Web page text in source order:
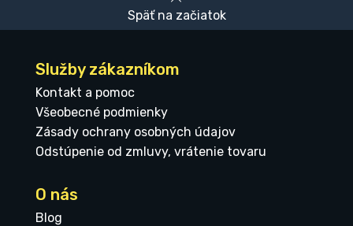
Späť na začiatok
Služby zákazníkom
Kontakt a pomoc
Všeobecné podmienky
Zásady ochrany osobných údajov
Odstúpenie od zmluvy, vrátenie tovaru
O nás
Blog